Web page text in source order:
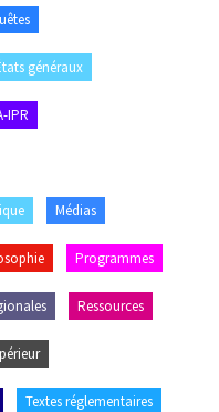
généraux
IPR
Médias
Programmes
Ressources
Textes réglementaires